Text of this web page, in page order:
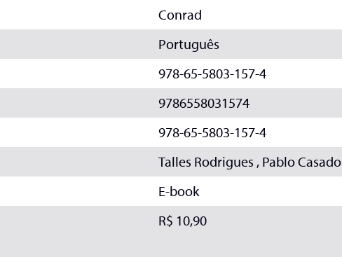
Conrad
Português
978-65-5803-157-4
9786558031574
978-65-5803-157-4
Talles Rodrigues , Pablo Casado
E-book
R$ 10,90